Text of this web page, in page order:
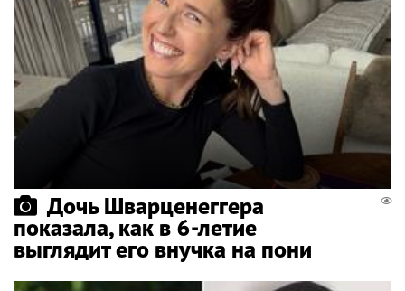
Дочь Шварценеггера
показала, как в 6-летие
выглядит его внучка на пони